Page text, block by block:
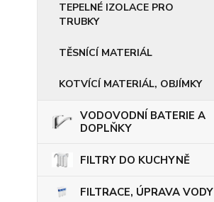
TEPELNÉ IZOLACE PRO
TRUBKY
TĚSNÍCÍ MATERIÁL
KOTVÍCÍ MATERIÁL, OBJÍMKY
VODOVODNÍ BATERIE A
DOPLŇKY
FILTRY DO KUCHYNĚ
FILTRACE, ÚPRAVA VODY